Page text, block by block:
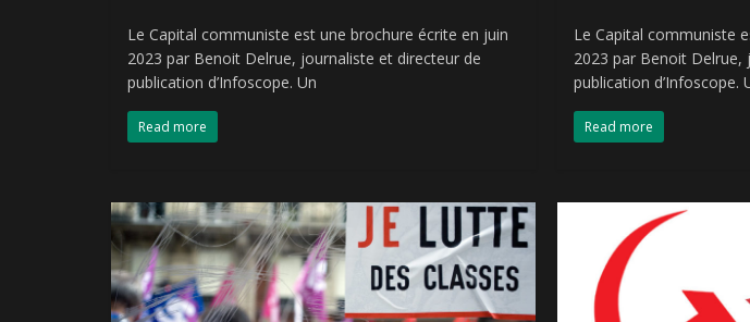
Le Capital communiste est une brochure écrite en juin
2023 par Benoit Delrue, journaliste et directeur de
publication d’Infoscope. Un
Read more
Le Capital communiste
2023 par Benoit
publication d’Infoscope.
Read more